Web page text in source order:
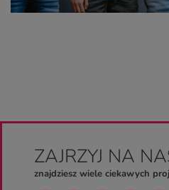
ZAJRZYJ NA
znajdziesz wiele ciekawych